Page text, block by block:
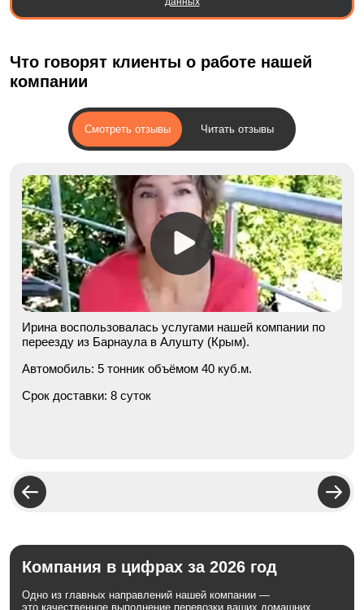
Что говорят клиенты о работе нашей
компании
Смотреть отзывы Читать отзывы
Ирина воспользовалась услугами нашей компании по
переезду из Барнаула в Алушту (Крым).
Автомобиль: 5 тонник объёмом 40 куб.м.
Срок доставки: 8 суток
Компания в цифрах за 2026 год
Одно из главных направлений нашей компании —
это качественное выполнение перевозки ваших домашних